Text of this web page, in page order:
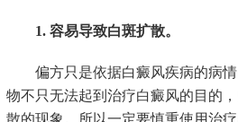
1. 容易导致白斑扩散。
偏方只是依据白癜风疾病的病情
物不只无法起到治疗白癜风的目的
散的现象。所以一定要慎重使用治